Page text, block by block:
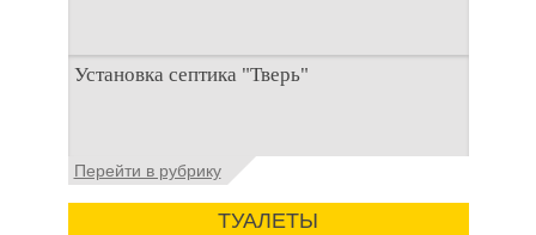
При строительстве дачи одной из
первоочередных задач становится
Установка септика "Тверь"
Установка септика Тверь - важнейший
аспект утилизации сточных вод в частных
домах и на загородных
Перейти в рубрику
ТУАЛЕТЫ